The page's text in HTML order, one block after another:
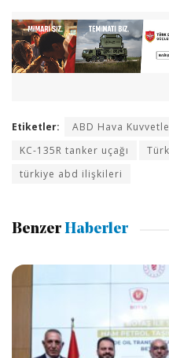
Etiketler: ABD Hava
KC-135R tanker uçağı
türkiye abd ilişkileri
Benzer Haberler